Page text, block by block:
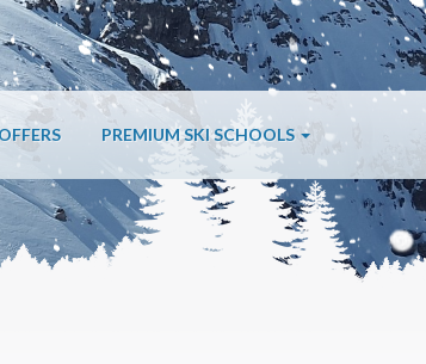
OFFERS PREMIUM SKI SCHOOLS